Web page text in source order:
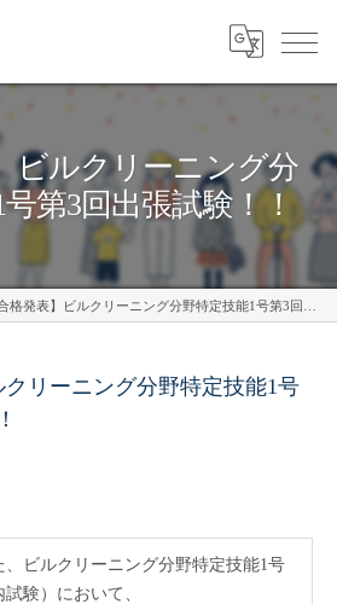
ビルクリーニング分
第3回出張試験！！
格発表】ビルクリーニング分野特定技能1号第3回出張試験！！
クリーニング分野特定技能1号
、ビルクリーニング分野特定技能1号
験）において、